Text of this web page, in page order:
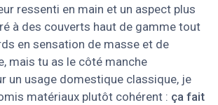
ressenti en main et un aspect plus
à des couverts haut de gamme tout
en sensation de masse et de
mais tu as le côté manche
un usage domestique classique, je
matériaux plutôt cohérent : ça fait